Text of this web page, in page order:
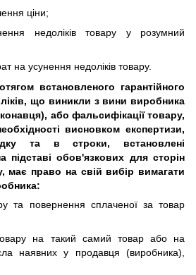
ціни;
недоліків товару у розумний
на усунення недоліків товару.
встановленого гарантійного
що виникли з вини виробника
або фальсифікації товару,
висновком експертизи,
та в строки, встановлені
підставі обов'язкових для сторін
має право на свій вибір вимагати
та повернення сплаченої за товар
на такий самий товар або на
наявних у продавця (виробника),